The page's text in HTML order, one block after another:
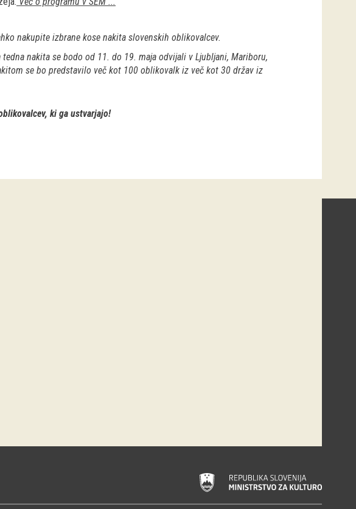
nakupite izbrane kose nakita slovenskih oblikovalcev.
nakita se bodo od 11. do 19. maja odvijali v Ljubljani, Mariboru,
se bo predstavilo več kot 100 oblikovalk iz več kot 30 držav iz
ki ga ustvarjajo!